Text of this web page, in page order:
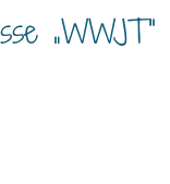
„WWJT“